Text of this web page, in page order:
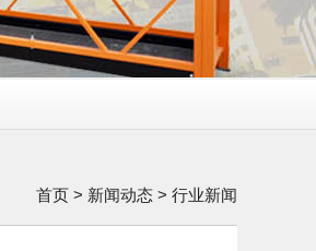
首页 > 新闻动态 > 行业新闻